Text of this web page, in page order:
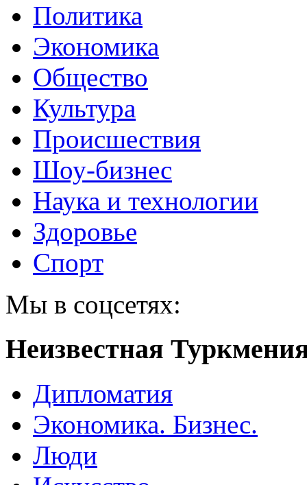
Политика
Экономика
Общество
Культура
Происшествия
Шоу-бизнес
Наука и технологии
Здоровье
Спорт
Мы в соцсетях:
Неизвестная
Дипломатия
Экономика. Бизнес.
Люди